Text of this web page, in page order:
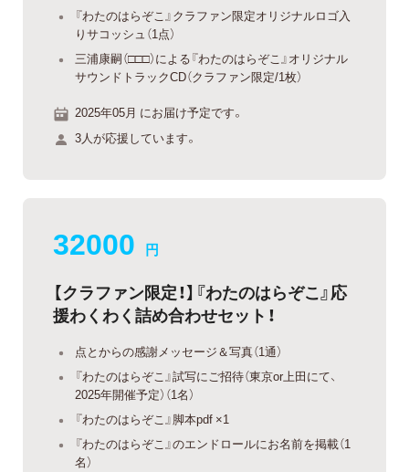
『わたのはらぞこ』クラファン限定オリジナルロゴ入
りサコッシュ（1点）
三浦康嗣（□□□）による『わたのはらぞこ』オリジナル
サウンドトラックCD（クラファン限定/1枚）
2025年05月 にお届け予定です。
3人が応援しています。
32000 円
【クラファン限定！】『わたのはらぞこ』応
援わくわく詰め合わせセット！
点とからの感謝メッセージ＆写真（1通）
『わたのはらぞこ』試写にご招待（東京or上田にて、
2025年開催予定）（1名）
『わたのはらぞこ』脚本pdf ×1
『わたのはらぞこ』のエンドロールにお名前を掲載（1
名）